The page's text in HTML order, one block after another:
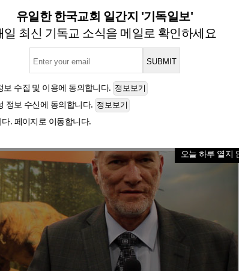
유일한 한국교회 일간지 '기독일보'
일 최신 기독교 소식을 메일로 확인하세요
보 수집 및 이용에 동의합니다.
정보 수신에 동의합니다.
. 페이지로 이동합니다.
오늘 하루 열지
되는 미국 교회 트랜드 5